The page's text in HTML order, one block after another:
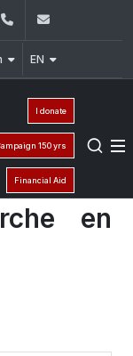
+961 (1) 421 235
EN
I donate
150 yrs
Financial Aid
en